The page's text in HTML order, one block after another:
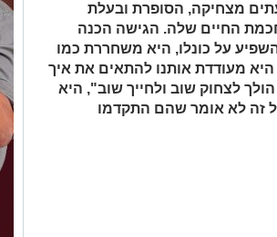
מצחיקה, הסופרת ובעלת
החיים שלה. הגישה הכנה
על כונלו, היא משחררת כמו
מעודדת אותנו להתאים את איך
לצחוק שוב ולחייך שוב", היא
זה לא אומר שהם התקדמו